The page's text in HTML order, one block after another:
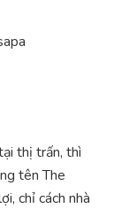
thị trấn, thì
tên The
chỉ cách nhà